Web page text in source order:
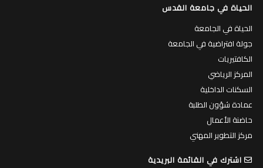
الحياة في جامعة القدس
الحياة في الجامعة
جولة افتراضية في الجامعة
الكافتيريات
المركز الرياضي
السكنات الداخلية
عمادة شؤون الطلبة
حاضنة الأعمال
مركز التطوير المهني
اشترك في القائمة البريدية